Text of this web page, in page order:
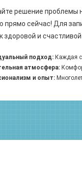
решение проблемы
прямо сейчас! Для
здоровой и счастливой
подход: Каждая
атмосфера:
и опыт: